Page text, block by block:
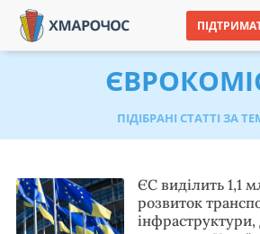
ПІДІБРАНІ СТАТТІ ЗА
ЄС виділить 1,1
розвиток